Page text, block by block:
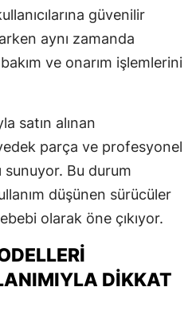
güvenilir
aynı zamanda
ve onarım işlemlerini
satın alınan
parça ve profesyonel
sunuyor. Bu durum
düşünen sürücüler
olarak öne çıkıyor.
DIKKAT